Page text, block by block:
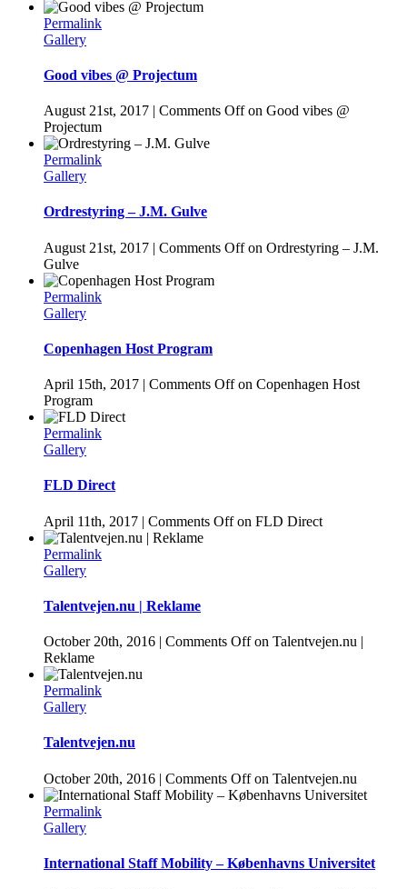
Permalink
Gallery
Good vibes @ Projectum
August 21st, 2017 | Comments Offon Good vibes @
Projectum
Permalink
Gallery
Ordrestyring – J.M. Gulve
August 21st, 2017 | Comments Offon Ordrestyring – J.M.
Gulve
Permalink
Gallery
Copenhagen Host Program
April 15th, 2017 | Comments Offon Copenhagen Host
Program
Permalink
Gallery
FLD Direct
April 11th, 2017 | Comments Offon FLD Direct
Permalink
Gallery
Talentvejen.nu | Reklame
October 20th, 2016 | Comments Offon Talentvejen.nu |
Reklame
Permalink
Gallery
Talentvejen.nu
October 20th, 2016 | Comments Offon Talentvejen.nu
Permalink
Gallery
International Staff Mobility – Københavns Universitet